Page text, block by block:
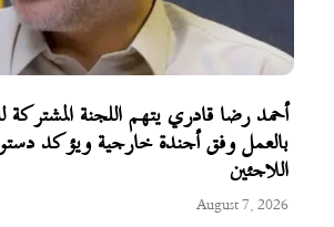
أحمد رضا قادري يتهم اللجنة المشتركة
بالعمل وفق أجندة خارجية ويؤكد
اللاجئين
August 7, 2026